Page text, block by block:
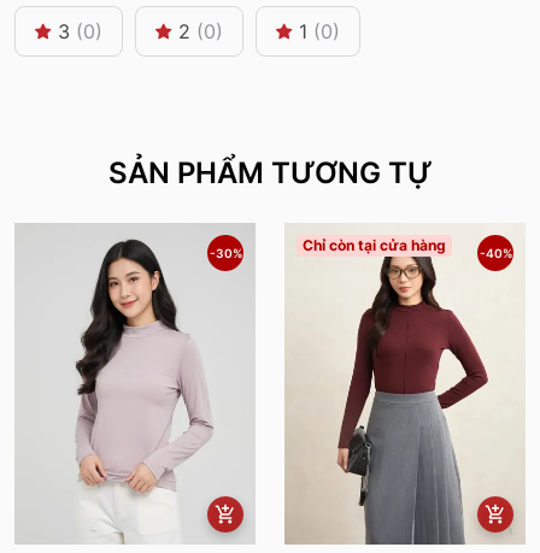
3 (0) 2 (0) 1 (0)
SẢN PHẨM TƯƠNG TỰ
-30% Chỉ còn tại cửa hàng -40%